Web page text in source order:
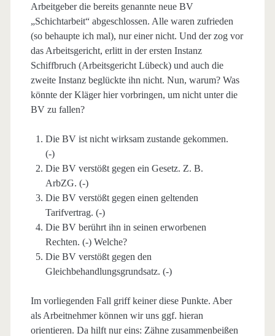
Arbeitgeber die bereits genannte neue BV
„Schichtarbeit“ abgeschlossen. Alle waren zufrieden
(so behaupte ich mal), nur einer nicht. Und der zog vor
das Arbeitsgericht, erlitt in der ersten Instanz
Schiffbruch (Arbeitsgericht Lübeck) und auch die
zweite Instanz beglückte ihn nicht. Nun, warum? Was
könnte der Kläger hier vorbringen, um nicht unter die
BV zu fallen?
Die BV ist nicht wirksam zustande gekommen.
(-)
Die BV verstößt gegen ein Gesetz. Z. B.
ArbZG. (-)
Die BV verstößt gegen einen geltenden
Tarifvertrag. (-)
Die BV berührt ihn in seinen erworbenen
Rechten. (-) Welche?
Die BV verstößt gegen den
Gleichbehandlungsgrundsatz. (-)
Im vorliegenden Fall griff keiner diese Punkte. Aber
als Arbeitnehmer können wir uns ggf. hieran
orientieren. Da hilft nur eins: Zähne zusammenbeißen